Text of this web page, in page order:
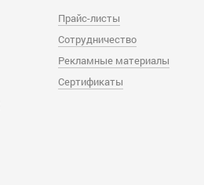
Прайс-листы
Сотрудничество
Рекламные материалы
Сертификаты